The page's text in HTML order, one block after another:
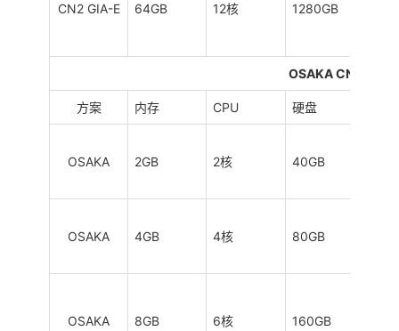
CN2 GIA-E 64GB 12核 1280GB
OSAKA CN2 GIA
方案 内存 CPU 硬盘
OSAKA 2GB 2核 40GB
OSAKA 4GB 4核 80GB
OSAKA 8GB 6核 160GB